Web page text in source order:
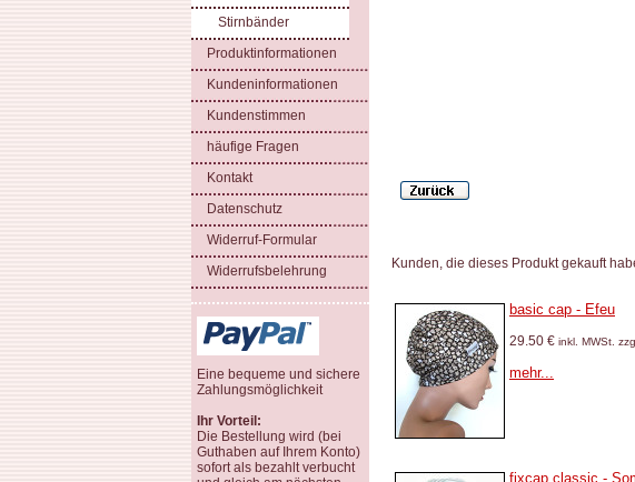
Stirnbänder
Produktinformationen
Kundeninformationen
Kundenstimmen
häufige Fragen
Kontakt
Datenschutz
Widerruf-Formular
Widerrufsbelehrung
Eine bequeme und sichere
Zahlungsmöglichkeit
Ihr Vorteil:
Die Bestellung wird (bei
Guthaben auf Ihrem Konto)
sofort als bezahlt verbucht
Kunden, die dieses Produkt gekauft
basic cap - Efeu
29.50 € inkl. MWSt.
mehr...
fixcap classic -